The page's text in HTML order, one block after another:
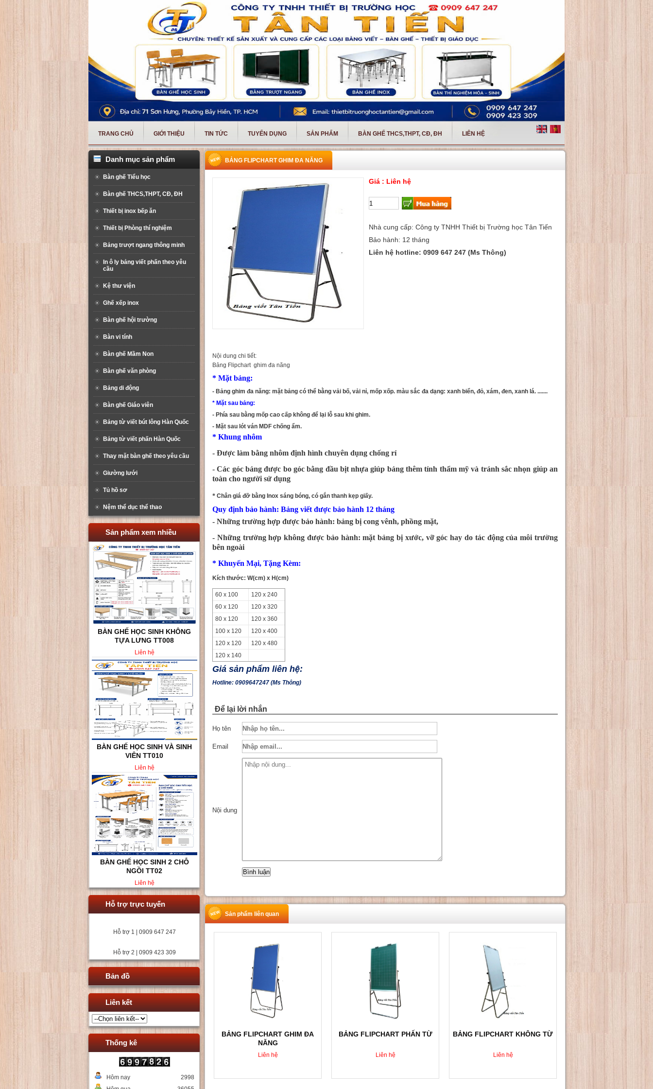
TRANG CHỦ GIỚI THIỆU TIN TỨC TUYỂN DỤNG SẢN PHẨM BÀN GHẾ THCS,THPT, CĐ, ĐH LIÊN HỆ
Danh mục sản phẩm
Bàn ghế Tiểu học
Bàn ghế THCS,THPT, CĐ, ĐH
Thiết bị inox bếp ăn
Thiết bị Phòng thí nghiệm
Bảng trượt ngang thông minh
In ô ly bảng viết phấn theo yêu
cầu
Kệ thư viện
Ghế xếp inox
Bàn ghế hội trường
Bàn vi tính
Bàn ghế Mầm Non
Bàn ghế văn phòng
Bảng di động
Bàn ghế Giáo viên
Bảng từ viết bút lông Hàn Quốc
Bảng từ viết phấn Hàn Quốc
Thay mặt bàn ghế theo yêu cầu
Giường lưới
Tủ hồ sơ
Nệm thể dục thể thao
Sản phẩm xem nhiều
BÀN GHẾ HỌC SINH KHÔNG
TỰA LƯNG TT008
Liên hệ
BÀN GHẾ HỌC SINH VÀ SINH
VIÊN TT010
Liên hệ
BÀN GHẾ HỌC SINH 2 CHỖ
NGỒI TT02
Liên hệ
Hỗ trợ trực tuyến
Hỗ trợ 1 | 0909 647 247
Hỗ trợ 2 | 0909 423 309
Bản đồ
Liên kết
Thống kê
Hôm nay
2998
BẢNG FLIPCHART GHIM ĐA NĂNG
Giá : Liên hệ
Nhà cung cấp: Công ty TNHH Thiết bị Trường học Tân Tiến
Bảo hành: 12 tháng
Liên hệ hotline: 0909 647 247 (Ms Thông)
Nội dung chi tiết:
Bảng Flipchart ghim đa năng
* Mặt bảng:
- Bảng ghim đa năng: mặt bảng có thể bằng vải bố, vải nỉ, mốp xốp. màu sắc đa dạng: xanh biển, đỏ, xám, đen, xanh lá. .......
* Mặt sau bảng:
- Phía sau bằng mốp cao cấp không để lại lỗ sau khi ghim.
- Mặt sau lót ván MDF chống ẩm.
* Khung nhôm
- Được làm bằng nhôm định hình chuyên dụng chống rỉ
- Các góc bảng được bo góc bằng đầu bịt nhựa giúp bảng thêm tính thẩm mỹ và tránh sắc nhọn giúp an
toàn cho người sử dụng
* Chân giá đỡ bằng Inox sáng bóng, có gắn thanh kẹp giấy.
Quy định bảo hành: Bảng viết được bảo hành 12 tháng
- Những trường hợp được bảo hành: bảng bị cong vênh, phồng mặt,
- Những trường hợp không được bảo hành: mặt bảng bị xước, vỡ góc hay do tác động của môi trường
bên ngoài
* Khuyến Mại, Tặng Kèm:
Kích thước: W(cm) x H(cm)
60 x 100
120 x 240
60 x 120
120 x 320
80 x 120
120 x 360
100 x 120
120 x 400
120 x 120
120 x 480
120 x 140
Giá sản phẩm liên hệ:
Hotline: 0909647247 (Ms Thông)
Để lại lời nhắn
Họ tên
Email
Nội dung
Sản phẩm liên quan
BẢNG FLIPCHART GHIM ĐA
NĂNG
Liên hệ
BẢNG FLIPCHART PHẤN TỪ
Liên hệ
BẢNG FLIPCHART KHÔNG TỪ
Liên hệ